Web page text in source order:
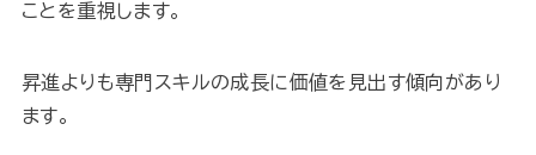
ことを重視します。
昇進よりも専門スキルの成長に価値を見出す傾向があり
ます。